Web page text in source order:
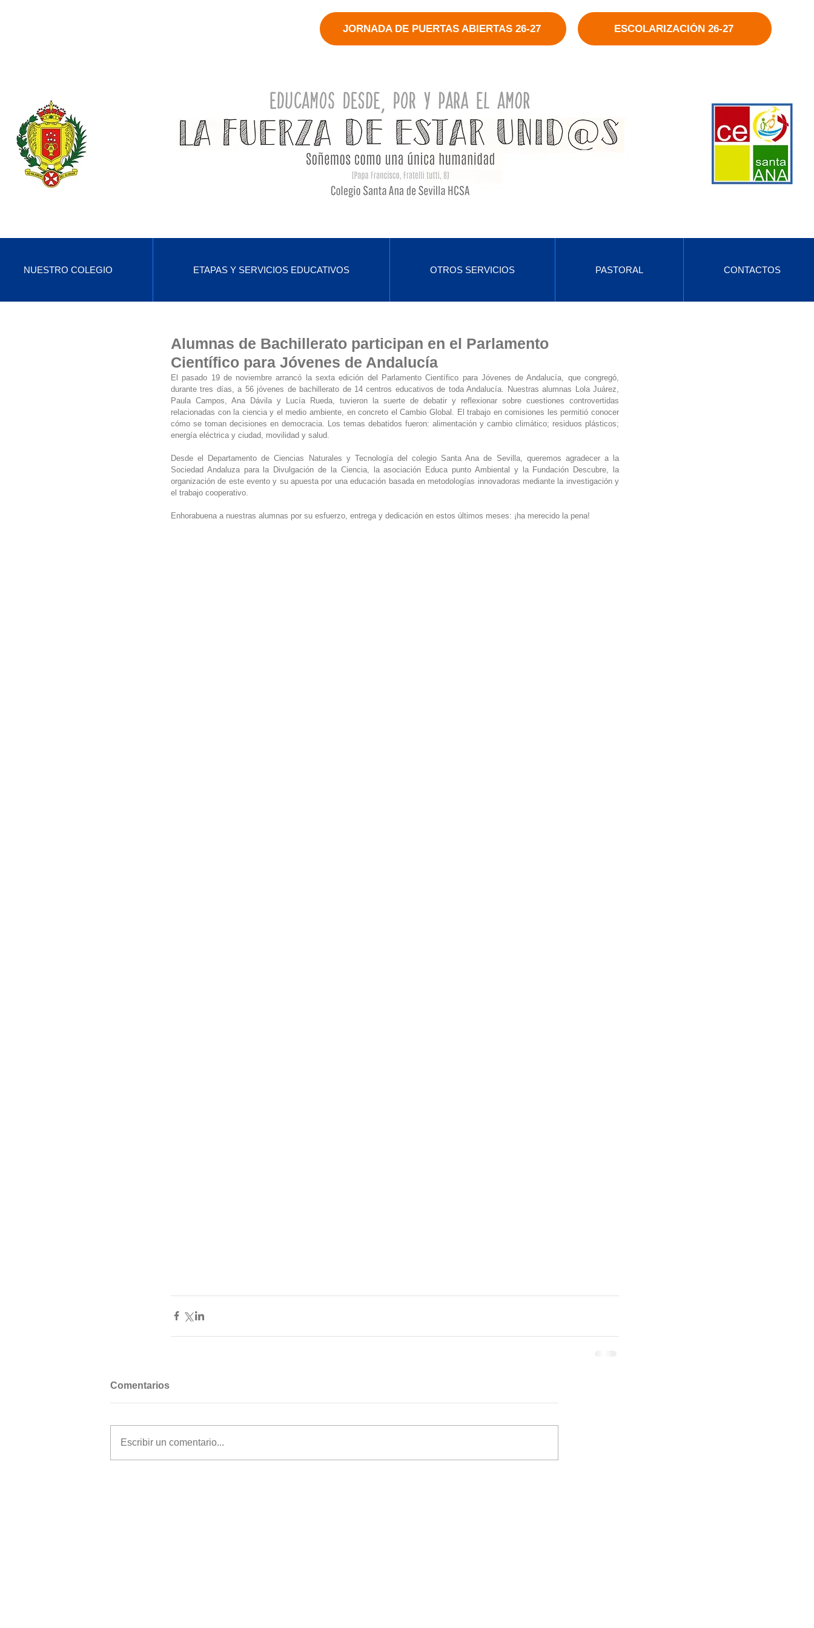
ESCOLARIZACIÓN 26-27
JORNADA DE PUERTAS ABIERTAS 26-27
NUESTRO COLEGIO ETAPAS Y SERVICIOS EDUCATIVOS OTROS SERVICIOS PASTORAL CONTACTOS
Vuelve pronto
Una vez que se
publiquen entradas,
las verás aquí.
Alumnas de Bachillerato participan en el Parlamento
Científico para Jóvenes de Andalucía
El pasado 19 de noviembre arrancó la sexta edición del Parlamento Científico para Jóvenes de Andalucía, que congregó,
durante tres días, a 56 jóvenes de bachillerato de 14 centros educativos de toda Andalucía. Nuestras alumnas Lola Juárez,
Paula Campos, Ana Dávila y Lucía Rueda, tuvieron la suerte de debatir y reflexionar sobre cuestiones controvertidas
relacionadas con la ciencia y el medio ambiente, en concreto el Cambio Global. El trabajo en comisiones les permitió conocer
cómo se toman decisiones en democracia. Los temas debatidos fueron: alimentación y cambio climático; residuos plásticos;
energía eléctrica y ciudad, movilidad y salud.
Desde el Departamento de Ciencias Naturales y Tecnología del colegio Santa Ana de Sevilla, queremos agradecer a la
Sociedad Andaluza para la Divulgación de la Ciencia, la asociación Educa punto Ambiental y la Fundación Descubre, la
organización de este evento y su apuesta por una educación basada en metodologías innovadoras mediante la investigación y
el trabajo cooperativo.
Enhorabuena a nuestras alumnas por su esfuerzo, entrega y dedicación en estos últimos meses: ¡ha merecido la pena!
Comentarios
Escribir un comentario...